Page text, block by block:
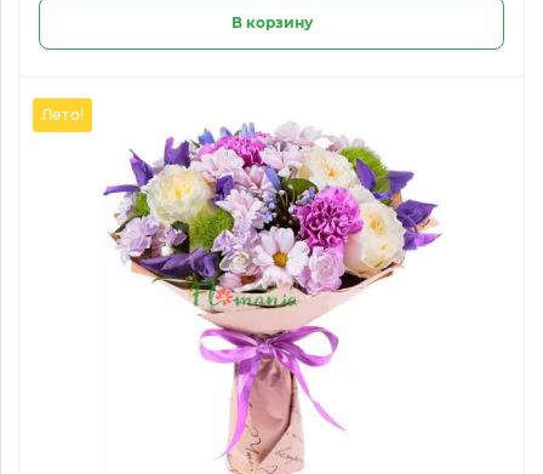
В корзину
Лето!